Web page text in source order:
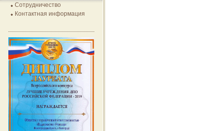
Сотрудничество
Контактная информация